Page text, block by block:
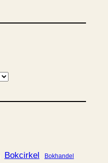
Bokcirkel Bokhandel